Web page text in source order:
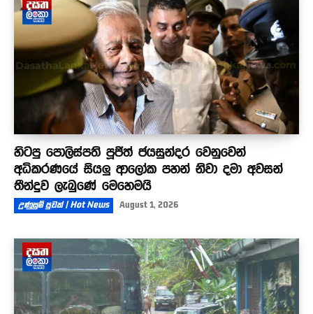
හිටපු පොලිස්පති පූජිත් ජයසුන්දර වෙනුවෙන්
අධිකරණයේ සියලු ආලෝක පහන් නිවා දමා අවසන්
තීන්දුව ලැබුණේ මෙහෙමයි
උණුසුම් පුවත් | Hot News August 1, 2026